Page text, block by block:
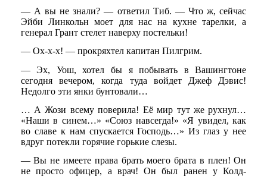
— А вы не знали? — ответил Тиб. — Что ж, сейчас
Эйби Линкольн моет для нас на кухне тарелки, а
генерал Грант стелет наверху постельки!
— Ох-х-х! — прокряхтел капитан Пилгрим.
— Эх, Уош, хотел бы я побывать в Вашингтоне
сегодня вечером, когда туда войдет Джеф Дэвис!
Недолго эти янки бунтовали…
… А Жози всему поверила! Её мир тут же рухнул…
«Наши в синем…» «Союз навсегда!» «Я увидел, как
во славе к нам спускается Господь…» Из глаз у нее
вдруг потекли горячие горькие слезы.
— Вы не имеете права брать моего брата в плен! Он
не просто офицер, а врач! Он был ранен у Колд-